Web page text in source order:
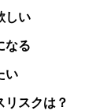
しい
なる
い
リスクは？